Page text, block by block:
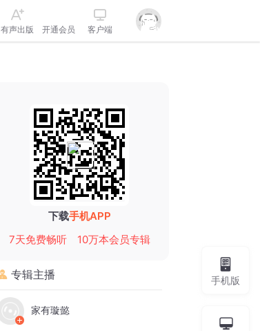
有声出版 开通会员 客户端
下载手机APP
7天免费畅听
10万本会员专辑
专辑主播
家有璇懿
手机版